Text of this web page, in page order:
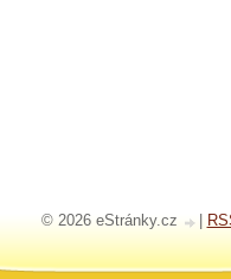
© 2026 eStránky.cz